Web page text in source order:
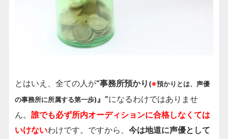
とはいえ、全ての人が“事務所預かり (※預かりとは、声優
の事務所に所属する第一歩) 』”になるわけではありませ
ん。 誰でも必ず所内オーディションに合格しなくては
いけないわけです。ですから、 今は地道に声優として